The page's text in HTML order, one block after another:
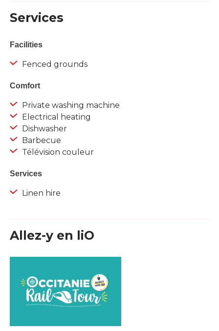
Services
Facilities
Fenced grounds
Comfort
Private washing machine
Electrical heating
Dishwasher
Barbecue
Télévision couleur
Services
Linen hire
Allez-y en liO